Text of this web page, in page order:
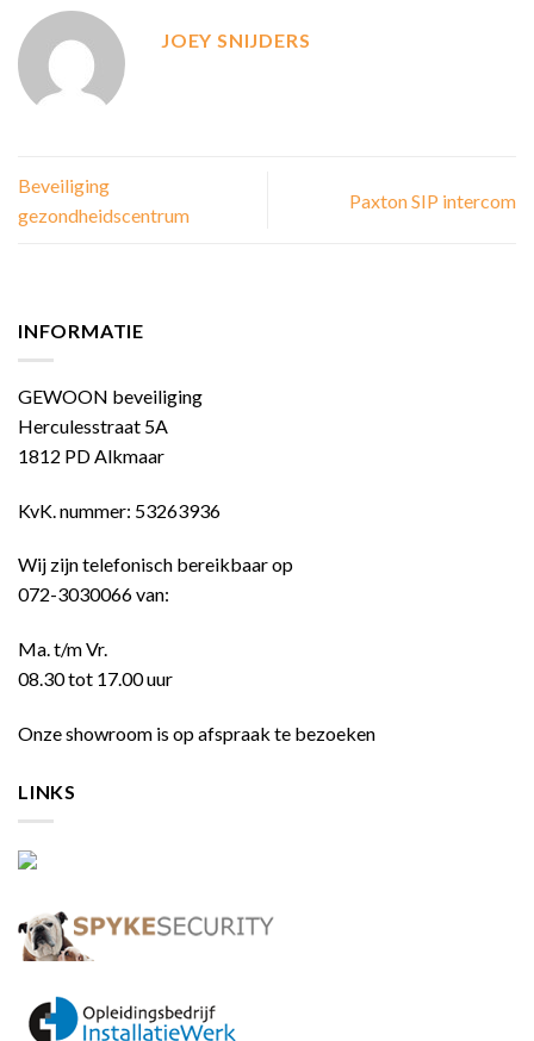
JOEY SNIJDERS
Beveiliging
gezondheidscentrum
Paxton SIP intercom
INFORMATIE
GEWOON beveiliging
Herculesstraat 5A
1812 PD Alkmaar
KvK. nummer: 53263936
Wij zijn telefonisch bereikbaar op
072-3030066 van:
Ma. t/m Vr.
08.30 tot 17.00 uur
Onze showroom is op afspraak te bezoeken
LINKS